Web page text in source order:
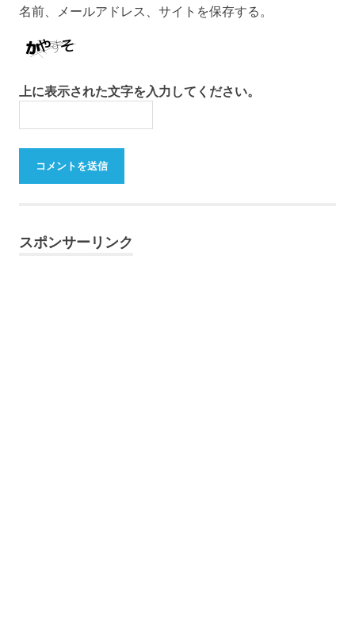
名前、メールアドレス、サイトを保存する。
上に表示された文字を入力してください。
スポンサーリンク